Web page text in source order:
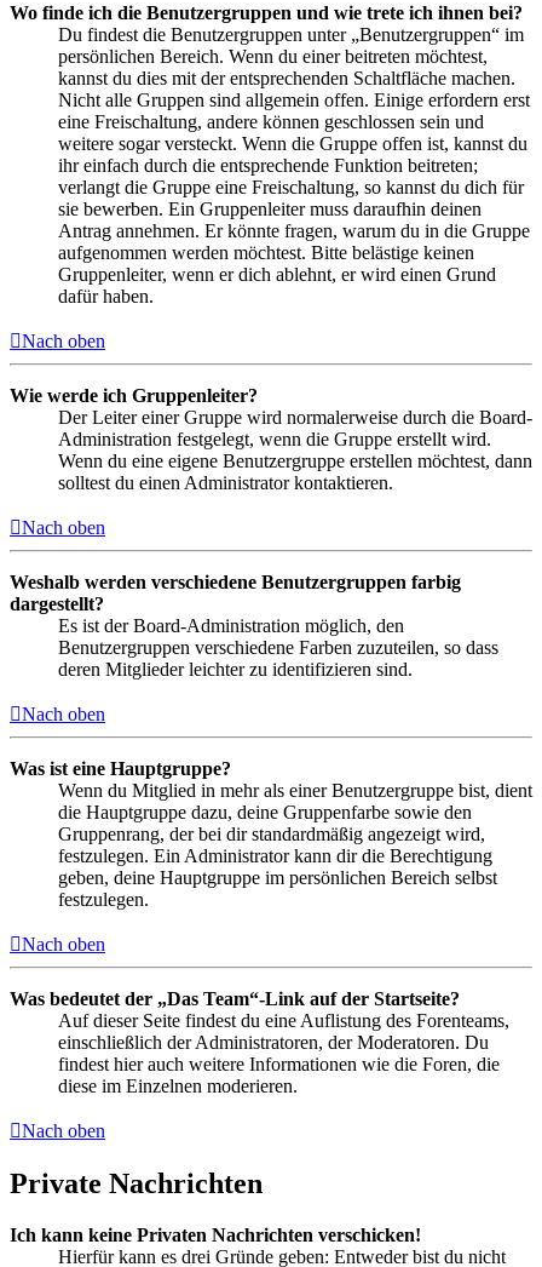
Wo finde ich die Benutzergruppen und wie trete ich ihnen bei?
Du findest die Benutzergruppen unter „Benutzergruppen“ im
persönlichen Bereich. Wenn du einer beitreten möchtest,
kannst du dies mit der entsprechenden Schaltfläche machen.
Nicht alle Gruppen sind allgemein offen. Einige erfordern erst
eine Freischaltung, andere können geschlossen sein und
weitere sogar versteckt. Wenn die Gruppe offen ist, kannst du
ihr einfach durch die entsprechende Funktion beitreten;
verlangt die Gruppe eine Freischaltung, so kannst du dich für
sie bewerben. Ein Gruppenleiter muss daraufhin deinen
Antrag annehmen. Er könnte fragen, warum du in die Gruppe
aufgenommen werden möchtest. Bitte belästige keinen
Gruppenleiter, wenn er dich ablehnt, er wird einen Grund
dafür haben.
Nach oben
Wie werde ich Gruppenleiter?
Der Leiter einer Gruppe wird normalerweise durch die Board-
Administration festgelegt, wenn die Gruppe erstellt wird.
Wenn du eine eigene Benutzergruppe erstellen möchtest, dann
solltest du einen Administrator kontaktieren.
Nach oben
Weshalb werden verschiedene Benutzergruppen farbig
dargestellt?
Es ist der Board-Administration möglich, den
Benutzergruppen verschiedene Farben zuzuteilen, so dass
deren Mitglieder leichter zu identifizieren sind.
Nach oben
Was ist eine Hauptgruppe?
Wenn du Mitglied in mehr als einer Benutzergruppe bist, dient
die Hauptgruppe dazu, deine Gruppenfarbe sowie den
Gruppenrang, der bei dir standardmäßig angezeigt wird,
festzulegen. Ein Administrator kann dir die Berechtigung
geben, deine Hauptgruppe im persönlichen Bereich selbst
festzulegen.
Nach oben
Was bedeutet der „Das Team“-Link auf der Startseite?
Auf dieser Seite findest du eine Auflistung des Forenteams,
einschließlich der Administratoren, der Moderatoren. Du
findest hier auch weitere Informationen wie die Foren, die
diese im Einzelnen moderieren.
Nach oben
Private Nachrichten
Ich kann keine Privaten Nachrichten verschicken!
Hierfür kann es drei Gründe geben: Entweder bist du nicht